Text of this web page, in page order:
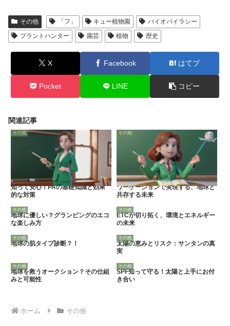
その他 「フ」 キュー植物園
バイオパイラシー
プラントハンター
園芸 植物 歴史
X Facebook はてブ
Pocket LINE コピー
関連記事
その他
知って安心！PAの基礎知識と効果
的な対策
その他
ワーケーションで実現する、地球と
共存する未来
その他
地球に優しい？グランピングのエコ
な楽しみ方
その他
ETCが切り拓く、環境とエネルギー
の未来
その他
地球の肌タイプ診断？！
その他
太陽の恵みとリスク：サンタンの真
実
その他
地球を救うオークション？その仕組
みと可能性
その他
SPF知って守る！太陽と上手にお付
き合い
ホーム その他